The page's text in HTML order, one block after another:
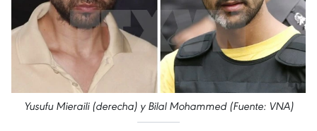
Yusufu Mieraili (derecha) y Bilal Mohammed (Fuente: VNA)